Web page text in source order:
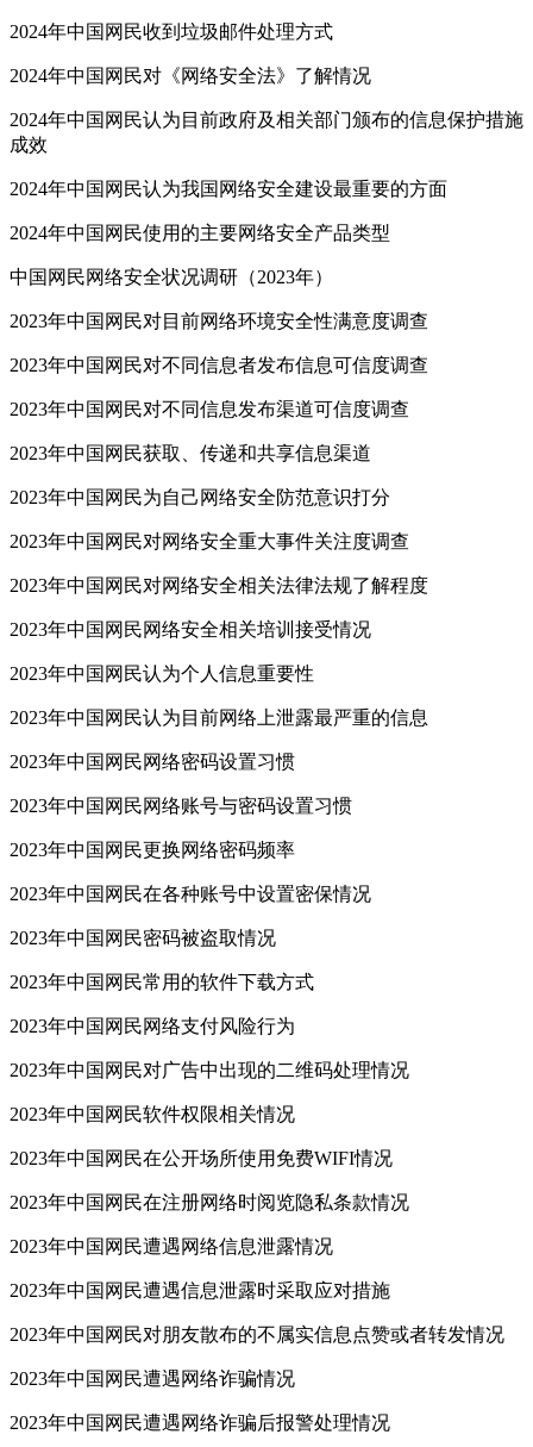
2024年中国网民收到垃圾邮件处理方式
2024年中国网民对《网络安全法》了解情况
2024年中国网民认为目前政府及相关部门颁布的信息保护措施
成效
2024年中国网民认为我国网络安全建设最重要的方面
2024年中国网民使用的主要网络安全产品类型
中国网民网络安全状况调研（2023年）
2023年中国网民对目前网络环境安全性满意度调查
2023年中国网民对不同信息者发布信息可信度调查
2023年中国网民对不同信息发布渠道可信度调查
2023年中国网民获取、传递和共享信息渠道
2023年中国网民为自己网络安全防范意识打分
2023年中国网民对网络安全重大事件关注度调查
2023年中国网民对网络安全相关法律法规了解程度
2023年中国网民网络安全相关培训接受情况
2023年中国网民认为个人信息重要性
2023年中国网民认为目前网络上泄露最严重的信息
2023年中国网民网络密码设置习惯
2023年中国网民网络账号与密码设置习惯
2023年中国网民更换网络密码频率
2023年中国网民在各种账号中设置密保情况
2023年中国网民密码被盗取情况
2023年中国网民常用的软件下载方式
2023年中国网民网络支付风险行为
2023年中国网民对广告中出现的二维码处理情况
2023年中国网民软件权限相关情况
2023年中国网民在公开场所使用免费WIFI情况
2023年中国网民在注册网络时阅览隐私条款情况
2023年中国网民遭遇网络信息泄露情况
2023年中国网民遭遇信息泄露时采取应对措施
2023年中国网民对朋友散布的不属实信息点赞或者转发情况
2023年中国网民遭遇网络诈骗情况
2023年中国网民遭遇网络诈骗后报警处理情况